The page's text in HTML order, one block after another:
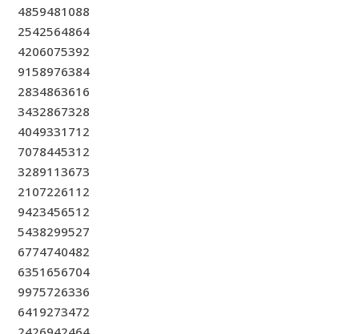
4859481088
2542564864
4206075392
9158976384
2834863616
3432867328
4049331712
7078445312
3289113673
2107226112
9423456512
5438299527
6774740482
6351656704
9975726336
6419273472